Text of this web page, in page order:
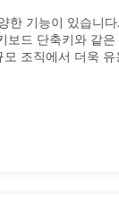
한 기능이 있습니
보드 단축키와 같
조직에서 더욱